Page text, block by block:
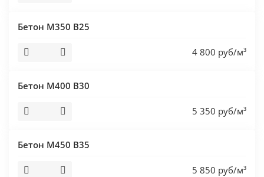
Бетон М350 В25
4 800 руб/м³
Бетон М400 В30
5 350 руб/м³
Бетон М450 В35
5 850 руб/м³